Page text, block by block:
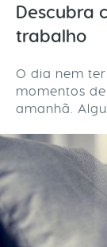
Descubra
trabalho
O dia nem
momentos
amanhã.